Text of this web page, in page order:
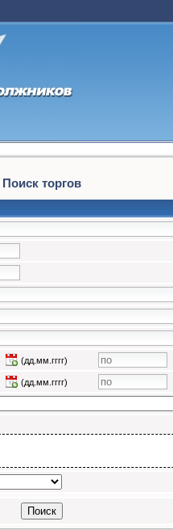
Поиск торгов
(дд.мм.гггг)
(дд.мм.гггг)